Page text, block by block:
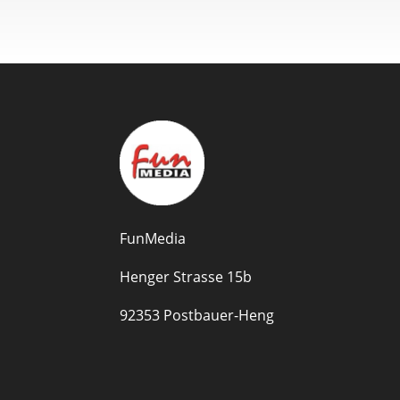
FunMedia
Henger Strasse 15b
92353 Postbauer-Heng